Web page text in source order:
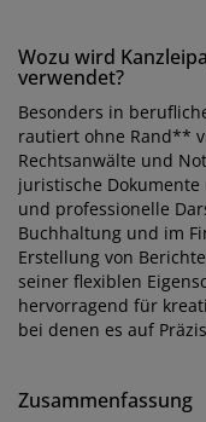
Wozu wird
verwendet?
Besonders in
rautiert ohne Rand**
Rechtsanwälte und
juristische
und professionelle
Buchhaltung und im
Erstellung von
seiner flexiblen
hervorragend für
bei denen es auf
Zusammenfassung